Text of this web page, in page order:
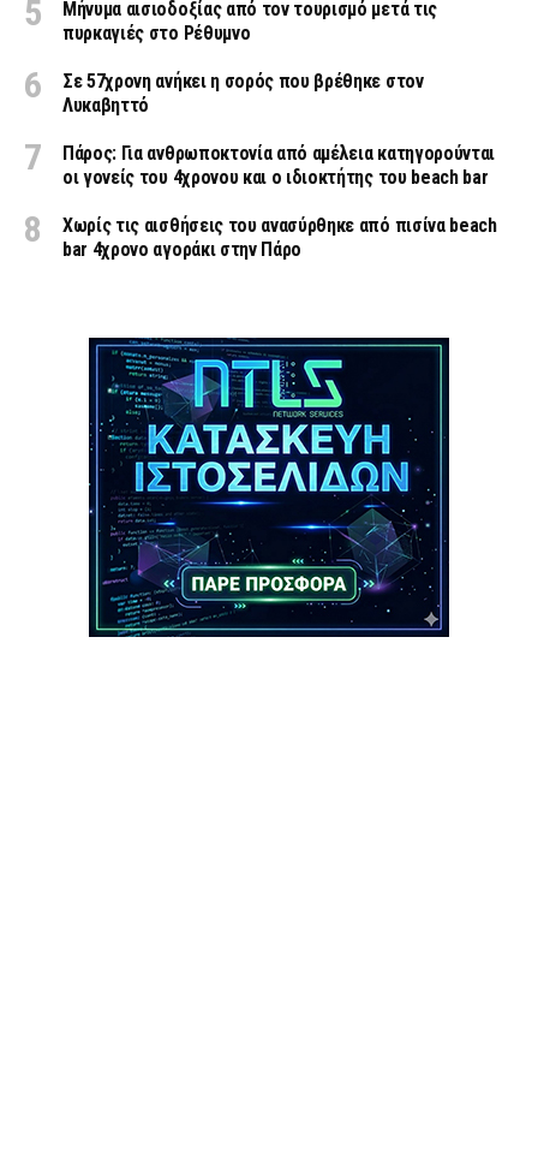
Μήνυμα αισιοδοξίας από τον τουρισμό μετά τις
πυρκαγιές στο Ρέθυμνο
Σε 57χρονη ανήκει η σορός που βρέθηκε στον
Λυκαβηττό
Πάρος: Για ανθρωποκτονία από αμέλεια κατηγορούνται
οι γονείς του 4χρονου και ο ιδιοκτήτης του beach bar
Χωρίς τις αισθήσεις του ανασύρθηκε από πισίνα beach
bar 4χρονο αγοράκι στην Πάρο